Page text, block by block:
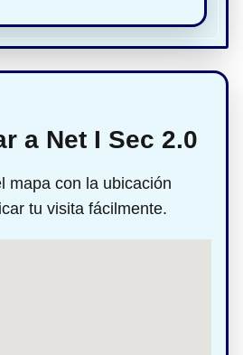
a Net I Sec 2.0
mapa con la ubicación
tu visita fácilmente.